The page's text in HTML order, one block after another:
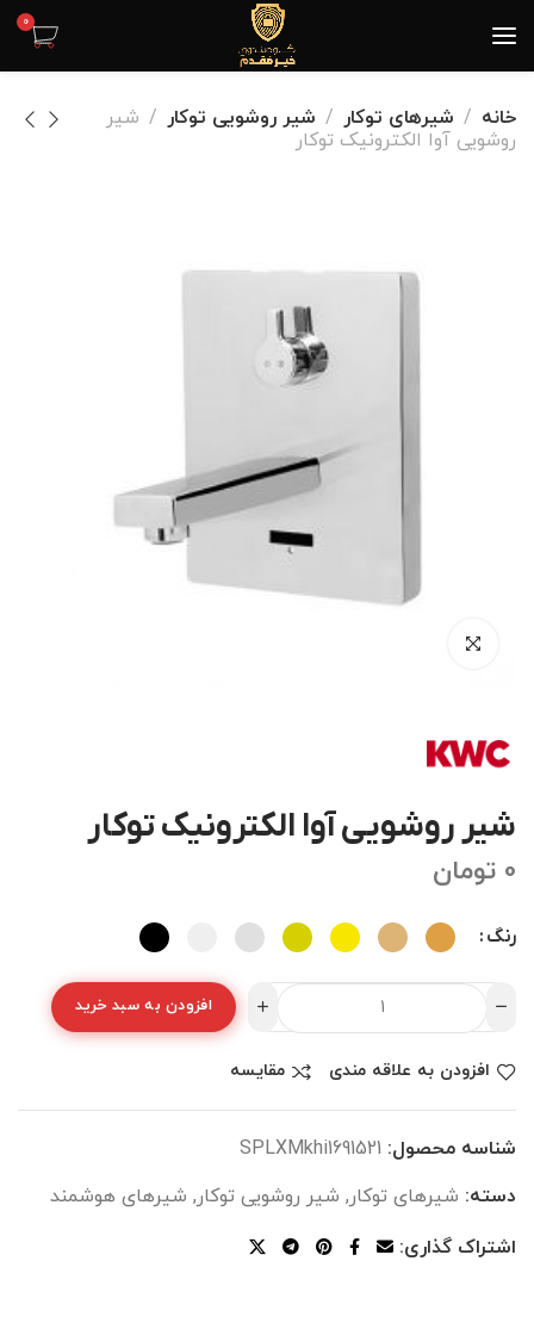
0
خانه شیرهای توکار شیر روشویی توکار
شیر
روشویی آوا الکترونیک توکار
شیر روشویی آوا الکترونیک توکار
0 تومان
رنگ
افزودن به سبد خرید
افزودن به علاقه مندی مقایسه
شناسه محصول: SPLXMkhi1691521
دسته: شیرهای توکار, شیر روشویی توکار, شیرهای هوشمند
اشتراک گذاری: